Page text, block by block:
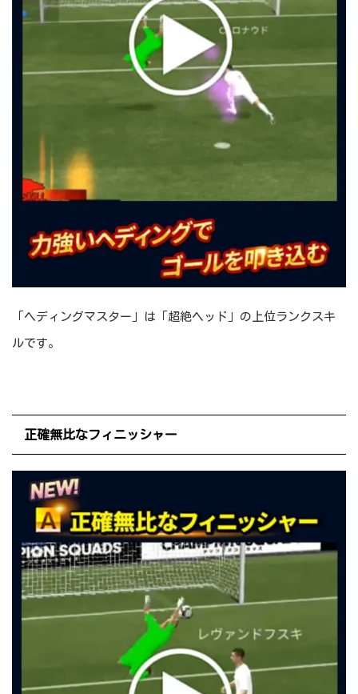
「ヘディングマスター」は「超絶ヘッド」の上位ランクスキ
ルです。
正確無比なフィニッシャー